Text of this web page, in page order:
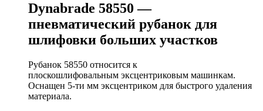
Dynabrade 58550 —
пневматический рубанок для
шлифовки больших участков
Рубанок 58550 относится к
плоскошлифовальным эксцентриковым машинкам.
Оснащен 5-ти мм эксцентриком для быстрого удаления
материала.